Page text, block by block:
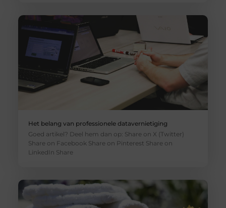
Het belang van professionele datavernietiging
Goed artikel? Deel hem dan op: Share on X (Twitter)
Share on Facebook Share on Pinterest Share on
LinkedIn Share